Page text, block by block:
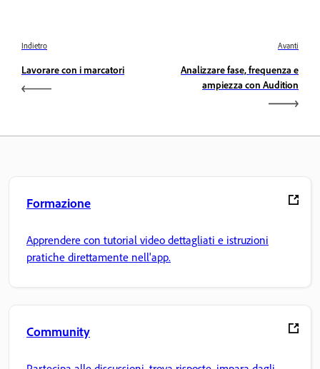
Indietro
Lavorare con i marcatori
Avanti
Analizzare fase, frequenza e
ampiezza con Audition
Formazione
Apprendere con tutorial video dettagliati e istruzioni
pratiche direttamente nell'app.
Community